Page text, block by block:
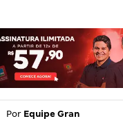
Por Equipe Gran